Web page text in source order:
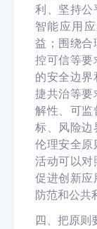
利、坚持公
智能应用
益；围绕合
控可信等要
的安全边
捷共治等要
解性、可监
标、风险边
伦理安全原
活动可以对
促进创新应
防范和公共
四、把原则